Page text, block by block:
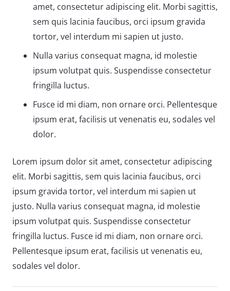
amet, consectetur adipiscing elit. Morbi sagittis,
sem quis lacinia faucibus, orci ipsum gravida
tortor, vel interdum mi sapien ut justo.
Nulla varius consequat magna, id molestie
ipsum volutpat quis. Suspendisse consectetur
fringilla luctus.
Fusce id mi diam, non ornare orci. Pellentesque
ipsum erat, facilisis ut venenatis eu, sodales vel
dolor.
Lorem ipsum dolor sit amet, consectetur adipiscing
elit. Morbi sagittis, sem quis lacinia faucibus, orci
ipsum gravida tortor, vel interdum mi sapien ut
justo. Nulla varius consequat magna, id molestie
ipsum volutpat quis. Suspendisse consectetur
fringilla luctus. Fusce id mi diam, non ornare orci.
Pellentesque ipsum erat, facilisis ut venenatis eu,
sodales vel dolor.